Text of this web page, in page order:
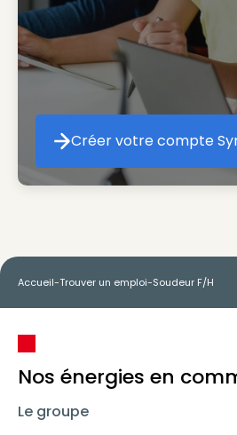
Créer
Créer votre compte
Accueil-Trouver un emploi-Soudeur F/H
Nos énergies en
Le groupe